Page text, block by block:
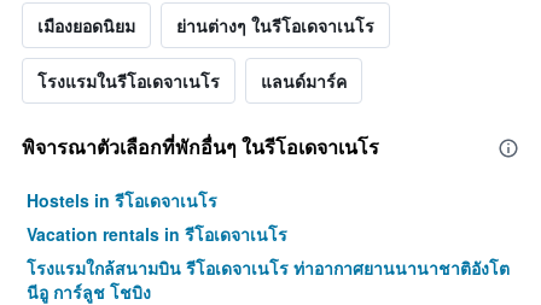
เมืองยอดนิยม ย่านต่างๆ ในรีโอเดจาเนโร
โรงแรมในรีโอเดจาเนโร แลนด์มาร์ค
พิจารณาตัวเลือกที่พักอื่นๆ ในรีโอเดจาเนโร
Hostels in รีโอเดจาเนโร
Vacation rentals in รีโอเดจาเนโร
โรงแรมใกล้สนามบิน รีโอเดจาเนโร ท่าอากาศยานนานาชาติอังโต
นีอู การ์ลูช โชบิง